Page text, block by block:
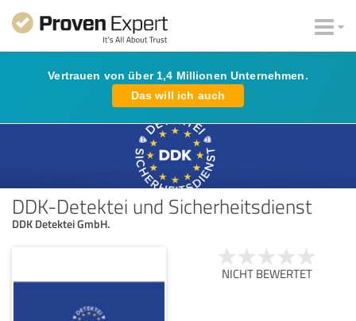
Vertrauen von über 1,4 Millionen Unternehmen.
Das will ich auch
DDK-Detektei und Sicherheitsdienst
DDK Detektei GmbH.
NICHT BEWERTET